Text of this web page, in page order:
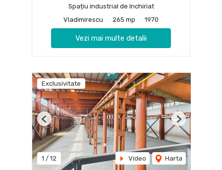
Spațiu industrial de închiriat
Vladimirescu
265 mp 1970
Vezi mai multe detalii
Exclusivitate
1 / 12 Video Harta
Previous Next